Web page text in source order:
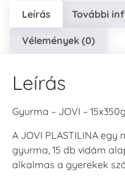
Leírás További
Vélemények (0)
Leírás
Gyurma – JOVI –
A JOVI PLASTILINA
gyurma, 15 db vidám
alkalmas a gyerekek